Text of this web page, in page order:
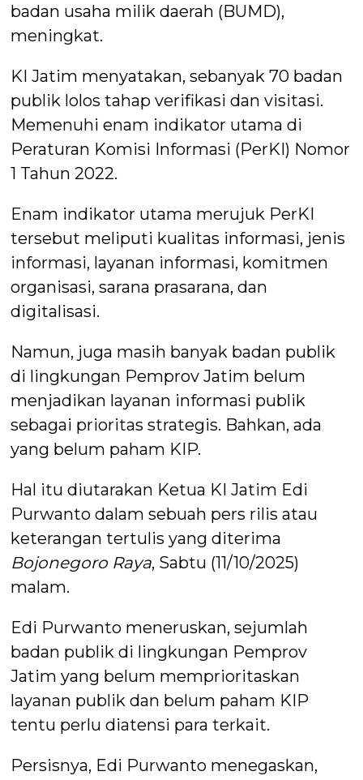
badan usaha milik daerah (BUMD),
meningkat.
KI Jatim menyatakan, sebanyak 70 badan
publik lolos tahap verifikasi dan visitasi.
Memenuhi enam indikator utama di
Peraturan Komisi Informasi (PerKI) Nomor
1 Tahun 2022.
Enam indikator utama merujuk PerKI
tersebut meliputi kualitas informasi, jenis
informasi, layanan informasi, komitmen
organisasi, sarana prasarana, dan
digitalisasi.
Namun, juga masih banyak badan publik
di lingkungan Pemprov Jatim belum
menjadikan layanan informasi publik
sebagai prioritas strategis. Bahkan, ada
yang belum paham KIP.
Hal itu diutarakan Ketua KI Jatim Edi
Purwanto dalam sebuah pers rilis atau
keterangan tertulis yang diterima
Bojonegoro Raya, Sabtu (11/10/2025)
malam.
Edi Purwanto meneruskan, sejumlah
badan publik di lingkungan Pemprov
Jatim yang belum memprioritaskan
layanan publik dan belum paham KIP
tentu perlu diatensi para terkait.
Persisnya, Edi Purwanto menegaskan,